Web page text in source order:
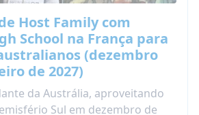
Host Family com
School na França para
(dezembro
de 2027)
da Austrália, aproveitando
Sul em dezembro de